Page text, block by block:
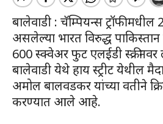
बालेवाडी : चॅम्पियन्स ट्रॉफी
असलेल्या भारत विरुद्ध
600 स्क्वेअर फुट एलईडी स्क्रीनवर
बालेवाडी येथे हाय स्ट्रीट येथील
अमोल बालवडकर यांच्या वतीने
करण्यात आले आहे.